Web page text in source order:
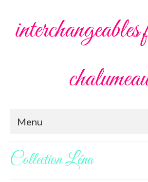
interchangeables
Menu
Collection Léna